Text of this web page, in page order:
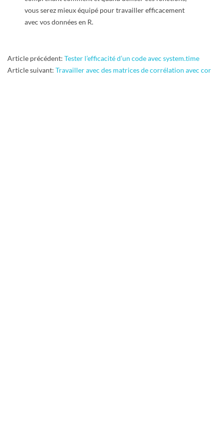
vous serez mieux équipé pour travailler efficacement
avec vos données en R.
2024-
12-
Article précédent: Tester l’efficacité d’un code avec system.time
Article suivant: Travailler avec des matrices de corrélation avec cor